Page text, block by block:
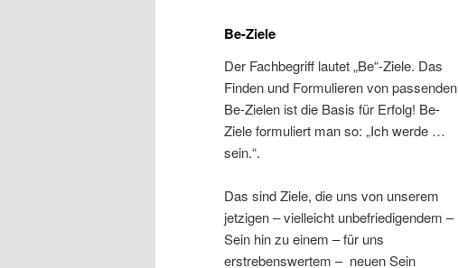
Be-Ziele
Der Fachbegriff lautet „Be“-Ziele. Das
Finden und Formulieren von passenden
Be-Zielen ist die Basis für Erfolg! Be-
Ziele formuliert man so: „Ich werde …
sein.“.
Das sind Ziele, die uns von unserem
jetzigen – vielleicht unbefriedigendem –
Sein hin zu einem – für uns
erstrebenswertem – neuen Sein